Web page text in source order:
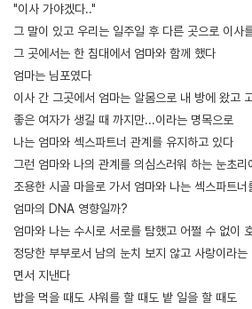
"이사 가야겠다.."
그 말이 있고 우리는 일주일 후 다른 곳으로 이사
그 곳에서는 한 침대에서 엄마와 함께 했다
엄마는 님포였다
이사 간 그곳에서 엄마는 알몸으로 내 방에 왔고
좋은 여자가 생길 때 까지만...이라는 명목으로
나는 엄마와 섹스파트너 관계를 유지하고 있다
그런 엄마와 나의 관계를 의심스러워 하는 눈초
조용한 시골 마을로 가서 엄마와 나는 섹스파트
엄마의 DNA 영향일까?
엄마와 나는 수시로 서로를 탐했고 어쩔 수 없이
정당한 부부로서 남의 눈치 보지 않고 사랑이라
면서 지낸다
밥을 먹을 때도 샤워를 할 때도 밭 일을 할 때도